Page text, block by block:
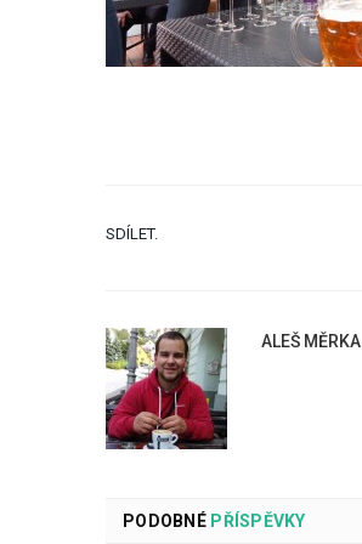
SDÍLET.
ALEŠ MĚRKA
PODOBNÉPŘÍSPĚVKY